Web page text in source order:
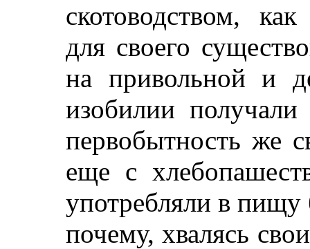
скотоводством,
для своего
на привольной и
изобилии
первобытность же
еще с
употребляли в пищу
почему, хвалясь